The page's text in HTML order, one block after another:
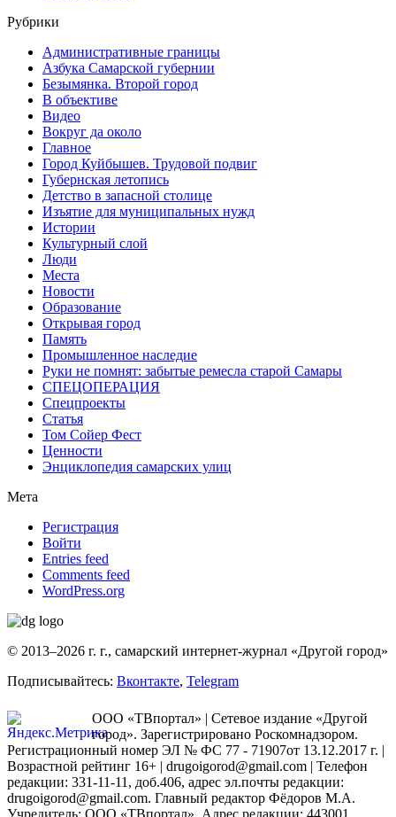
Рубрики
Административные границы
Азбука Самарской губернии
Безымянка. Второй город
В объективе
Видео
Вокруг да около
Главное
Город Куйбышев. Трудовой подвиг
Губернская летопись
Детство в запасной столице
Изъятие для муниципальных нужд
Истории
Культурный слой
Люди
Места
Новости
Образование
Открывая город
Память
Промышленное наследие
Руки не помнят: забытые ремесла старой Самары
СПЕЦОПЕРАЦИЯ
Спецпроекты
Статья
Том Сойер Фест
Ценности
Энциклопедия самарских улиц
Мета
Регистрация
Войти
Entries feed
Comments feed
WordPress.org
© 2013–2026 г. г., самарский интернет-журнал «Другой город»
Подписывайтесь: Вконтакте, Telegram
ООО «ТВпортал» | Сетевое издание «Другой
город». Зарегистрировано Роскомнадзором.
Регистрационный номер ЭЛ № ФС 77 - 71907от 13.12.2017 г. |
Возрастной рейтинг 16+ | drugoigorod@gmail.com | Телефон
редакции: 331-11-11, доб.406, адрес эл.почты редакции:
drugoigorod@gmail.com. Главный редактор Фёдоров М.А.
Учредитель: ООО «ТВпортал». Адрес редакции: 443001,